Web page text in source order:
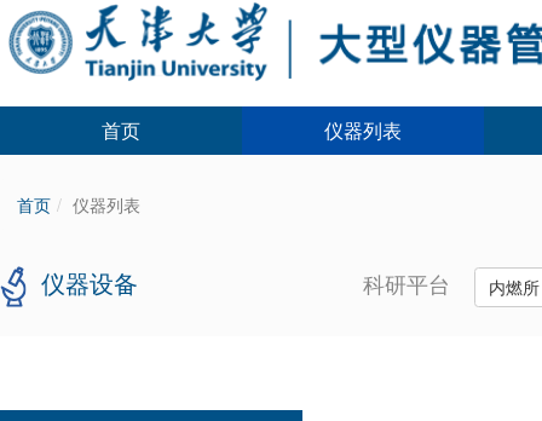
首页 仪器列表
首页 仪器列表
仪器设备 科研平台 内燃